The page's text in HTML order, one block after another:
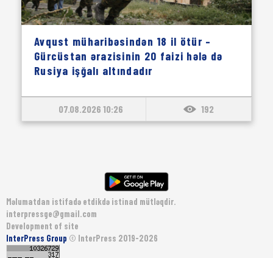
Avqust müharibəsindən 18 il ötür –
Gürcüstan ərazisinin 20 faizi hələ də
Rusiya işğalı altındadır
07.08.2026 10:26 192
Məlumatdan istifadə etdikdə istinad mütləqdir.
interpressge@gmail.com
Development of site
InterPress Group © InterPress 2019-2026